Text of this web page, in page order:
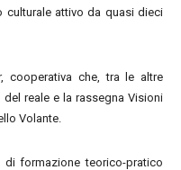
culturale attivo da quasi dieci
cooperativa che, tra le altre
reale e la rassegna Visioni
Volante.
formazione teorico-pratico